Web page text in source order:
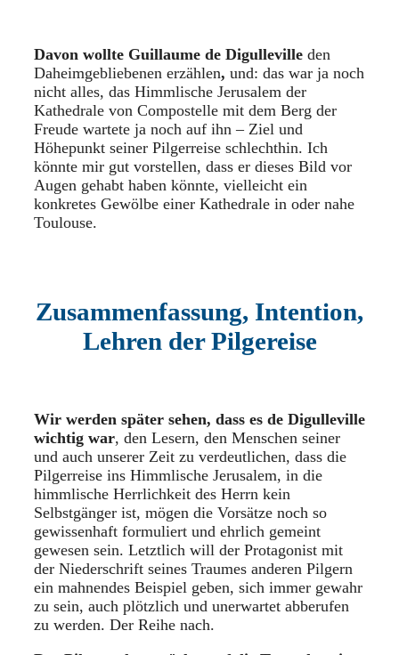
Davon wollte Guillaume de Digulleville den
Daheimgebliebenen erzählen, und: das war ja noch
nicht alles, das Himmlische Jerusalem der
Kathedrale von Compostelle mit dem Berg der
Freude wartete ja noch auf ihn – Ziel und
Höhepunkt seiner Pilgerreise schlechthin. Ich
könnte mir gut vorstellen, dass er dieses Bild vor
Augen gehabt haben könnte, vielleicht ein
konkretes Gewölbe einer Kathedrale in oder nahe
Toulouse.
Zusammenfassung, Intention,
Lehren der Pilgereise
Wir werden später sehen, dass es de Digulleville
wichtig war, den Lesern, den Menschen seiner
und auch unserer Zeit zu verdeutlichen, dass die
Pilgerreise ins Himmlische Jerusalem, in die
himmlische Herrlichkeit des Herrn kein
Selbstgänger ist, mögen die Vorsätze noch so
gewissenhaft formuliert und ehrlich gemeint
gewesen sein. Letztlich will der Protagonist mit
der Niederschrift seines Traumes anderen Pilgern
ein mahnendes Beispiel geben, sich immer gewahr
zu sein, auch plötzlich und unerwartet abberufen
zu werden. Der Reihe nach.